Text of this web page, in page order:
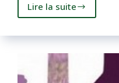
Lire la suite
Agenda
Salons